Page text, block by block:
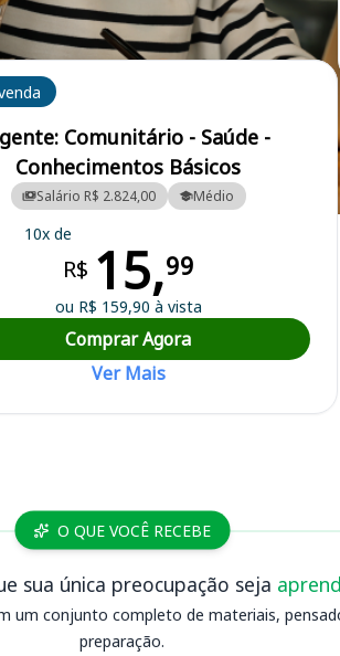
Comunitário - Saúde -
Conhecimentos Básicos
Salário R$ 2.824,00 Médio
10x de
R$ 15,99
ou R$ 159,90 à vista
Comprar Agora
Ver Mais
O QUE VOCÊ RECEBE
sua única preocupação seja
um conjunto completo de materiais,
preparação.